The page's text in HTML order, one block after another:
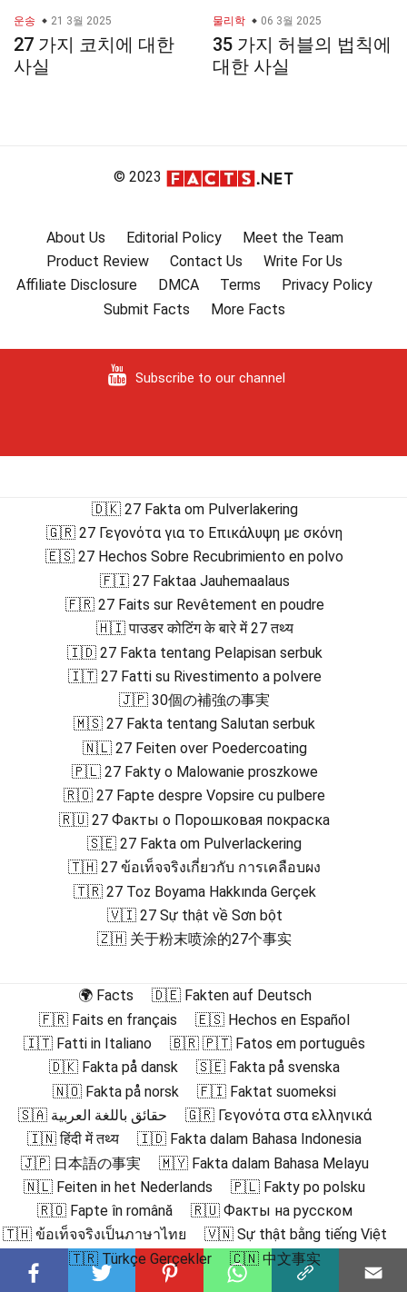
운송 21 3월 2025
27 가지 코치에 대한
사실
물리학 06 3월 2025
35 가지 허블의 법칙에
대한 사실
© 2023
About Us Editorial Policy
Meet the Team
Product Review
Contact Us
Write For Us
Affiliate Disclosure
DMCA Terms
Privacy Policy
Submit Facts
More Facts
Subscribe to our channel
🇩🇰 27 Fakta om Pulverlakering
🇬🇷 27 Γεγονότα για το Επικάλυψη με σκόνη
🇪🇸 27 Hechos Sobre Recubrimiento en polvo
🇫🇮 27 Faktaa Jauhemaalaus
🇫🇷 27 Faits sur Revêtement en poudre
🇭🇮 पाउडर कोटिंग के बारे में 27 तथ्य
🇮🇩 27 Fakta tentang Pelapisan serbuk
🇮🇹 27 Fatti su Rivestimento a polvere
🇯🇵 30個の補強の事実
🇲🇸 27 Fakta tentang Salutan serbuk
🇳🇱 27 Feiten over Poedercoating
🇵🇱 27 Fakty o Malowanie proszkowe
🇷🇴 27 Fapte despre Vopsire cu pulbere
🇷🇺 27 Факты о Порошковая покраска
🇸🇪 27 Fakta om Pulverlackering
🇹🇭 27 ข้อเท็จจริงเกี่ยวกับ การเคลือบผง
🇹🇷 27 Toz Boyama Hakkında Gerçek
🇻🇮 27 Sự thật về Sơn bột
🇿🇭 关于粉末喷涂的27个事实
🌍 Facts
🇩🇪 Fakten auf Deutsch
🇫🇷 Faits en français
🇪🇸 Hechos en Español
🇮🇹 Fatti in Italiano
🇧🇷 🇵🇹 Fatos em português
🇩🇰 Fakta på dansk
🇸🇪 Fakta på svenska
🇳🇴 Fakta på norsk
🇫🇮 Faktat suomeksi
🇸🇦 حقائق باللغة العربية
🇬🇷 Γεγονότα στα ελληνικά
🇮🇳 हिंदी में तथ्य
🇮🇩 Fakta dalam Bahasa Indonesia
🇯🇵 日本語の事実
🇲🇾 Fakta dalam Bahasa Melayu
🇳🇱 Feiten in het Nederlands
🇵🇱 Fakty po polsku
🇷🇴 Fapte în română
🇷🇺 Факты на русском
🇹🇭 ข้อเท็จจริงเป็นภาษาไทย
🇻🇳 Sự thật bằng tiếng Việt
🇹🇷 Türkçe Gerçekler
🇨🇳 中文事实